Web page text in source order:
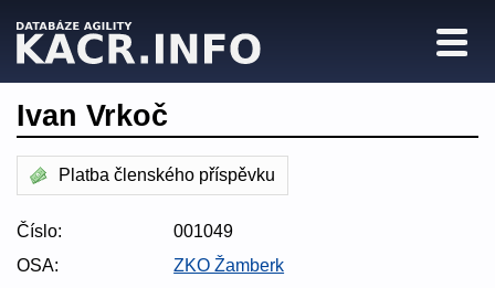
Ivan Vrkoč
Platba členského příspěvku
Číslo:
001049
OSA:
ZKO Žamberk